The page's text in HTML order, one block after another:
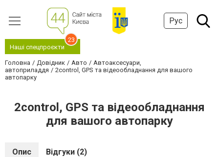
Рус
Наші спецпроєкти
23
Головна Довідник Авто
Автоаксесуари,
автоприладдя
2control, GPS та відеообладнання для вашого
автопарку
2control, GPS та відеообладнання
для вашого автопарку
Опис Відгуки (2)